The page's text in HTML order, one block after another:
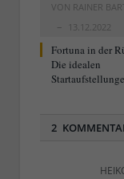
VON RAINER
13.12.2022
Fortuna in der
Die idealen
2